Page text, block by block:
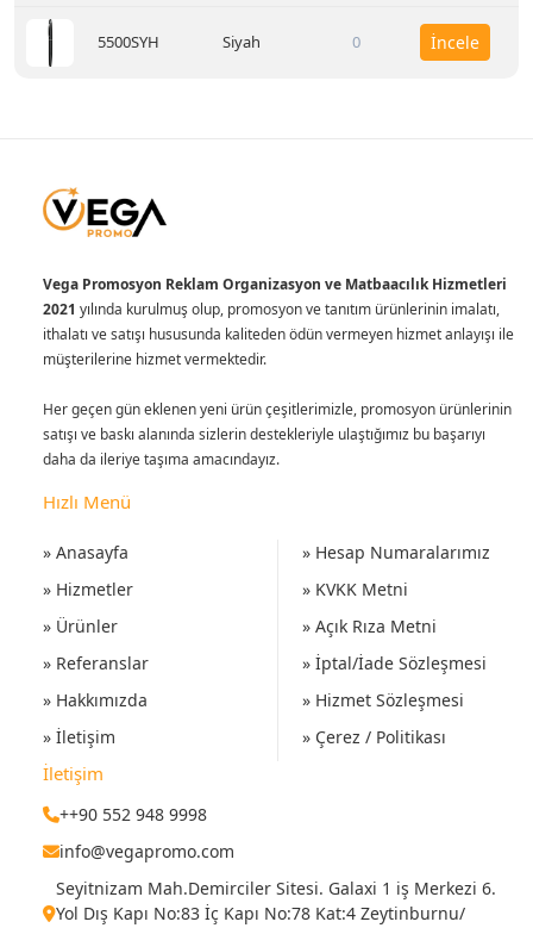
5500SYH Siyah 0 İncele
Vega Promosyon Reklam Organizasyon ve Matbaacılık Hizmetleri
2021 yılında kurulmuş olup, promosyon ve tanıtım ürünlerinin imalatı,
ithalatı ve satışı hususunda kaliteden ödün vermeyen hizmet anlayışı ile
müşterilerine hizmet vermektedir.
Her geçen gün eklenen yeni ürün çeşitlerimizle, promosyon ürünlerinin
satışı ve baskı alanında sizlerin destekleriyle ulaştığımız bu başarıyı
daha da ileriye taşıma amacındayız.
Hızlı Menü
» Anasayfa
» Hizmetler
» Ürünler
» Referanslar
» Hakkımızda
» İletişim
» Hesap Numaralarımız
» KVKK Metni
» Açık Rıza Metni
» İptal/İade Sözleşmesi
» Hizmet Sözleşmesi
» Çerez / Politikası
İletişim
++90 552 948 9998
info@vegapromo.com
Seyitnizam Mah.Demirciler Sitesi. Galaxi 1 iş Merkezi 6.
Yol Dış Kapı No:83 İç Kapı No:78 Kat:4 Zeytinburnu/